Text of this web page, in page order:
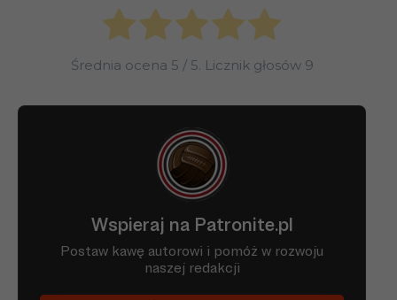
Średnia ocena 5 / 5. Licznik głosów 9